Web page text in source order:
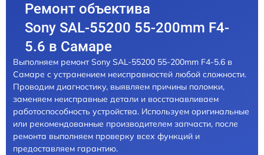
Ремонт объектива
Sony SAL-55200 55-200mm F4-
5.6 в Самаре
Выполняем ремонт Sony SAL-55200 55-200mm F4-5.6 в
Самаре с устранением неисправностей любой сложности.
Проводим диагностику, выявляем причины поломки,
заменяем неисправные детали и восстанавливаем
работоспособность устройства. Используем оригинальные
или рекомендованные производителем запчасти, после
ремонта выполняем проверку всех функций и
предоставляем гарантию.